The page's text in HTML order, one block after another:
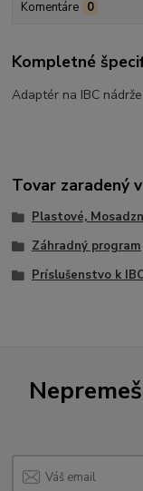
Komentáre 0
Kompletné
Adaptér na IBC
Tovar zaradený
Plastové,
Záhradný program
Príslušenstvo k